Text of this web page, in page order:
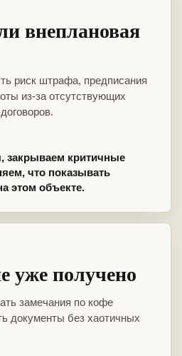
внеплановая
риск штрафа, предписания
из-за отсутствующих
закрываем критичные
что показывать
этом объекте.
уже получено
замечания по кофе
документы без хаотичных